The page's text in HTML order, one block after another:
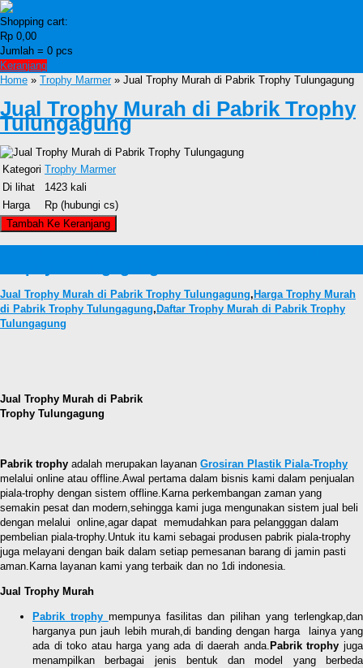
Shopping cart:
Rp 0,00
Jumlah = 0 pcs
Keranjang
Home » Trophy Marmer» Jual Trophy Murah di Pabrik Trophy Tulungagung
Jual Trophy Murah di Pabrik Trophy
Tulungagung
Kategori Trophy Marmer
Di lihat
1423 kali
Harga
Rp (hubungi cs)
Jual Trophy Murah di Pabrik Trophy Tulungagung, Harga Trophy Murah
di Pabrik Trophy Tulungagung, Daftar Trophy Murah di Pabrik Trophy
Tulungagung
Jual Trophy Murah di Pabrik
Trophy Tulungagung
Pabrik trophy adalah merupakan layanan Grosiran Plastik Piala-Trophy
melalui online atau offline.Awal pertama dalam bisnis kami dalam penjualan
piala-trophy dengan sistem offline.Karna perkembangan zaman yang
semakin pesat dan modern,sehingga kami juga mengunakan sistem jual beli
dengan melalui online,agar dapat memudahkan para pelangggan dalam
pembelian piala-trophy.Untuk itu kami sebagai produsen pabrik piala-trophy
juga melayani dengan baik dalam setiap pemesanan barang di jamin pasti
aman.Karna layanan kami yang terbaik dan no 1di indonesia.
Jual Trophy Murah
Pabrik trophy mempunya fasilitas dan pilihan yang terlengkap,dan
harganya pun jauh lebih murah,di banding dengan harga lainya yang
ada di toko atau harga yang ada di daerah anda. Pabrik trophy juga
menampilkan berbagai jenis bentuk dan model yang berbeda